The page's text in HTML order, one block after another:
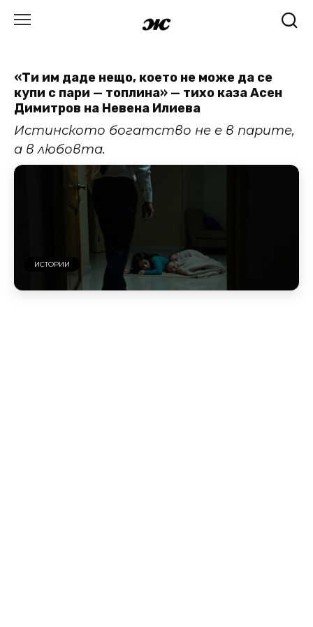
«Ти им даде нещо, което не може да се
купи с пари — топлина» — тихо каза Асен
Димитров на Невена Илиева
Истинското богатство не е в парите,
а в любовта.
ИСТОРИИ